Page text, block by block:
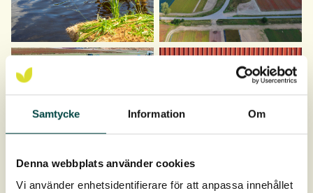
Samtycke Information Om
Denna webbplats använder cookies
Vi använder enhetsidentifierare för att anpassa innehållet